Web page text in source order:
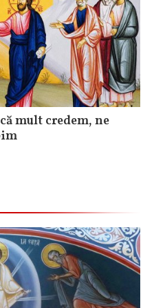
mult credem, ne